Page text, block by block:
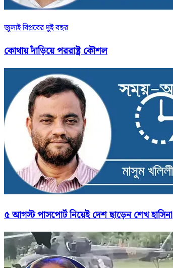
জুলাই বিপ্লবের দুই বছর
কোথায় দাঁড়িয়ে পররাষ্ট্র কৌশল
৫ আগস্ট পাসপোর্ট নিয়েই দেশ ছাড়েন শেখ হাসিনা